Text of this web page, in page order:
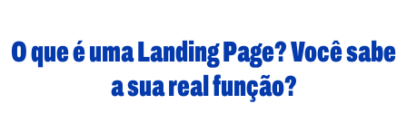
O que é uma Landing Page? Você sabe
a sua real função?